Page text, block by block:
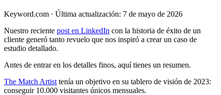
Keyword.com · Última actualización: 7 de mayo de 2026
Nuestro reciente post en LinkedIn con la historia de éxito de un
cliente generó tanto revuelo que nos inspiró a crear un caso de
estudio detallado.
Antes de entrar en los detalles finos, aquí tienes un resumen.
The Match Artist tenía un objetivo en su tablero de visión de 2023:
conseguir 10.000 visitantes únicos mensuales.